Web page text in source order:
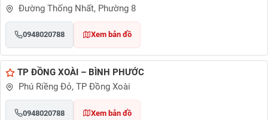
Đường Thống Nhất, Phường 8
0948020788 Xem bản đồ
TP ĐỒNG XOÀI – BÌNH PHƯỚC
Phú Riềng Đỏ, TP Đồng Xoài
0948020788 Xem bản đồ